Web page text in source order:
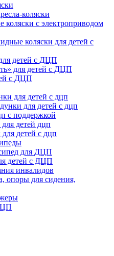
коляски
коляски с электроприводом
коляски для детей с
детей с ДЦП
для детей с ДЦП
с ДЦП
для детей с дцп
для детей с дцп
с поддержкой
детей дцп
детей с дцп
для ДЦП
детей с ДЦП
инвалидов
опоры для сидения,